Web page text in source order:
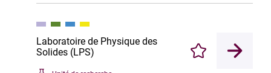
Laboratoire de Physique des
Solides (LPS)
Enregistrer